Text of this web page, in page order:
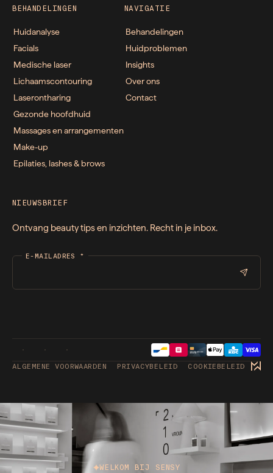
BEHANDELINGEN
Huidanalyse
Facials
Medische laser
Lichaamscontouring
Laserontharing
Gezonde hoofdhuid
Massages en arrangementen
Make-up
Epilaties, lashes & brows
NAVIGATIE
Behandelingen
Huidproblemen
Insights
Over ons
Contact
NIEUWSBRIEF
Ontvang beauty tips en inzichten. Recht in je inbox.
E-MAILADRES *
ALGEMENE VOORWAARDEN PRIVACYBELEID COOKIEBELEID
WELKOM BIJ SENSY